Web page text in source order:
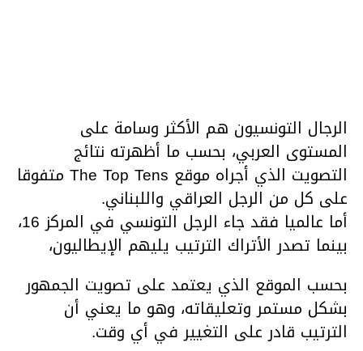
الرجال التونسيون هم الأكثر وسامة على
المستوى العربي، بحسب ما أظهرته نتائج
التصويت الذي أجراه موقع The Top Tens متفوقا
على كل من الرجل العراقي واللبناني.
أما عالميا فقد جاء الرجل التونسي في المركز 16،
بينما تصدر الأتراك الترتيب يليهم الإيطاليون،
بحسب الموقع الذي يعتمد على تصويت الجمهور
بشكل مستمر وتعليقاته، وهو ما يعني أن
الترتيب قادر على التغيير في أي وقت.